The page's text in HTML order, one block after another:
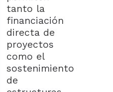
tanto la
financiación
directa de
proyectos
como el
sostenimiento
de